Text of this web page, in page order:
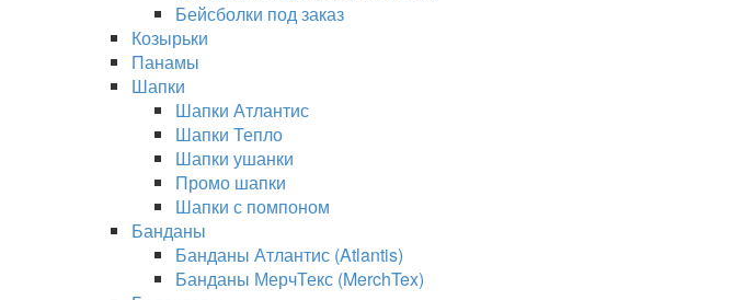
Бейсболки под заказ
Козырьки
Панамы
Шапки
Шапки Атлантис
Шапки Тепло
Шапки ушанки
Промо шапки
Шапки с помпоном
Банданы
Банданы Атлантис (Atlantis)
Банданы МерчТекс (MerchTex)